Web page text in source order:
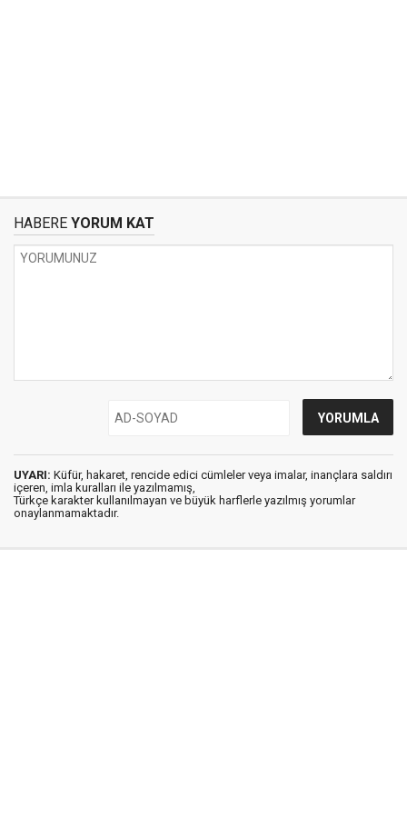
HABERE YORUM KAT
UYARI: Küfür, hakaret, rencide edici cümleler veya imalar, inançlara saldırı
içeren, imla kuralları ile yazılmamış,
Türkçe karakter kullanılmayan ve büyük harflerle yazılmış yorumlar
onaylanmamaktadır.